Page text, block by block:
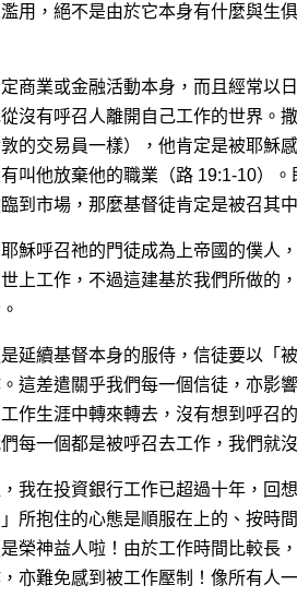
用，絕不是由於它本身有什麼與生
商業或金融活動本身，而且經常以
沒有呼召人離開自己工作的世界。
的交易員一樣），他肯定是被耶穌
叫他放棄他的職業（路 19:1-10）
臨到市場，那麼基督徒肯定是被召其中
穌呼召祂的門徒成為上帝國的僕人
上工作，不過這建基於我們所做的
延續基督本身的服侍，信徒要以「
這差遣關乎我們每一個信徒，亦影
作生涯中轉來轉去，沒有想到呼召
每一個都是被呼召去工作，我們就
我在投資銀行工作已超過十年，回
所抱住的心態是順服在上的、按時
榮神益人啦！由於工作時間比較長
亦難免感到被工作壓制！像所有人